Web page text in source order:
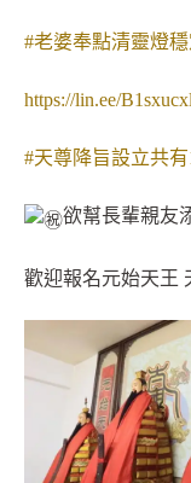
#老婆奉點清靈燈
https://lin.ee/B1sxucxl
#天尊降旨設立共
欲幫長輩親友
歡迎報名元始天王